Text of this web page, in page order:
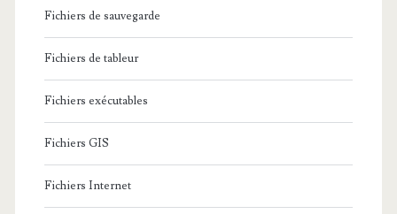
Fichiers de sauvegarde
Fichiers de tableur
Fichiers exécutables
Fichiers GIS
Fichiers Internet